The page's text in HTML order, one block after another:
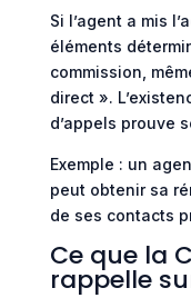
Si l’agent a mis
éléments
commission,
direct ».
d’appels prouve
Exemple : un
peut obtenir sa
de ses contacts
Ce que la
rappelle